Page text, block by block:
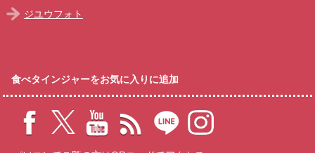
ジユウフォト
食べタインジャーをお気に入りに追加